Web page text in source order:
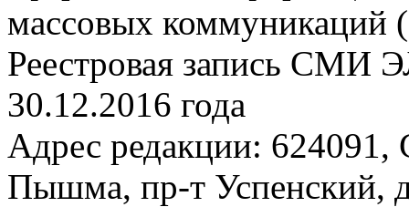
массовых коммуникаций
Реестровая запись СМИ
30.12.2016 года
Адрес редакции: 624091,
Пышма, пр-т Успенский,